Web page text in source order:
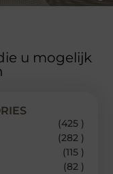
u mogelijk
(425 )
(282 )
(115 )
(82 )